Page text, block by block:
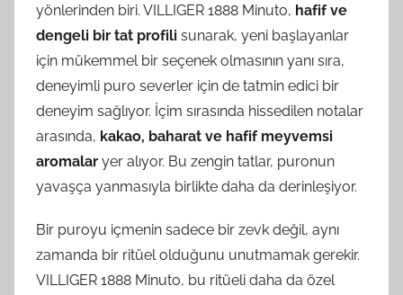
yönlerinden biri. VILLIGER 1888 Minuto, hafif ve
dengeli bir tat profili sunarak, yeni başlayanlar
için mükemmel bir seçenek olmasının yanı sıra,
deneyimli puro severler için de tatmin edici bir
deneyim sağlıyor. İçim sırasında hissedilen notalar
arasında, kakao, baharat ve hafif meyvemsi
aromalar yer alıyor. Bu zengin tatlar, puronun
yavaşça yanmasıyla birlikte daha da derinleşiyor.
Bir puroyu içmenin sadece bir zevk değil, aynı
zamanda bir ritüel olduğunu unutmamak gerekir.
VILLIGER 1888 Minuto, bu ritüeli daha da özel